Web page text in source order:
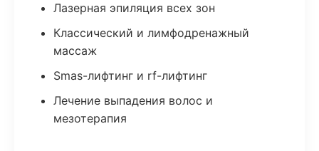
Лазерная эпиляция всех зон
Классический и лимфодренажный
массаж
Smas-лифтинг и rf-лифтинг
Лечение выпадения волос и
мезотерапия